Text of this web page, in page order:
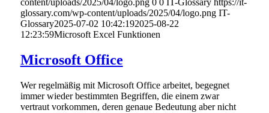
glossary.com/wp-content/uploads/2025/04/logo.png IT-
Glossary2025-07-02 10:42:192025-08-22
12:23:59Microsoft Excel Funktionen
Microsoft Office
Wer regelmäßig mit Microsoft Office arbeitet, begegnet
immer wieder bestimmten Begriffen, die einem zwar
vertraut vorkommen, deren genaue Bedeutung aber nicht